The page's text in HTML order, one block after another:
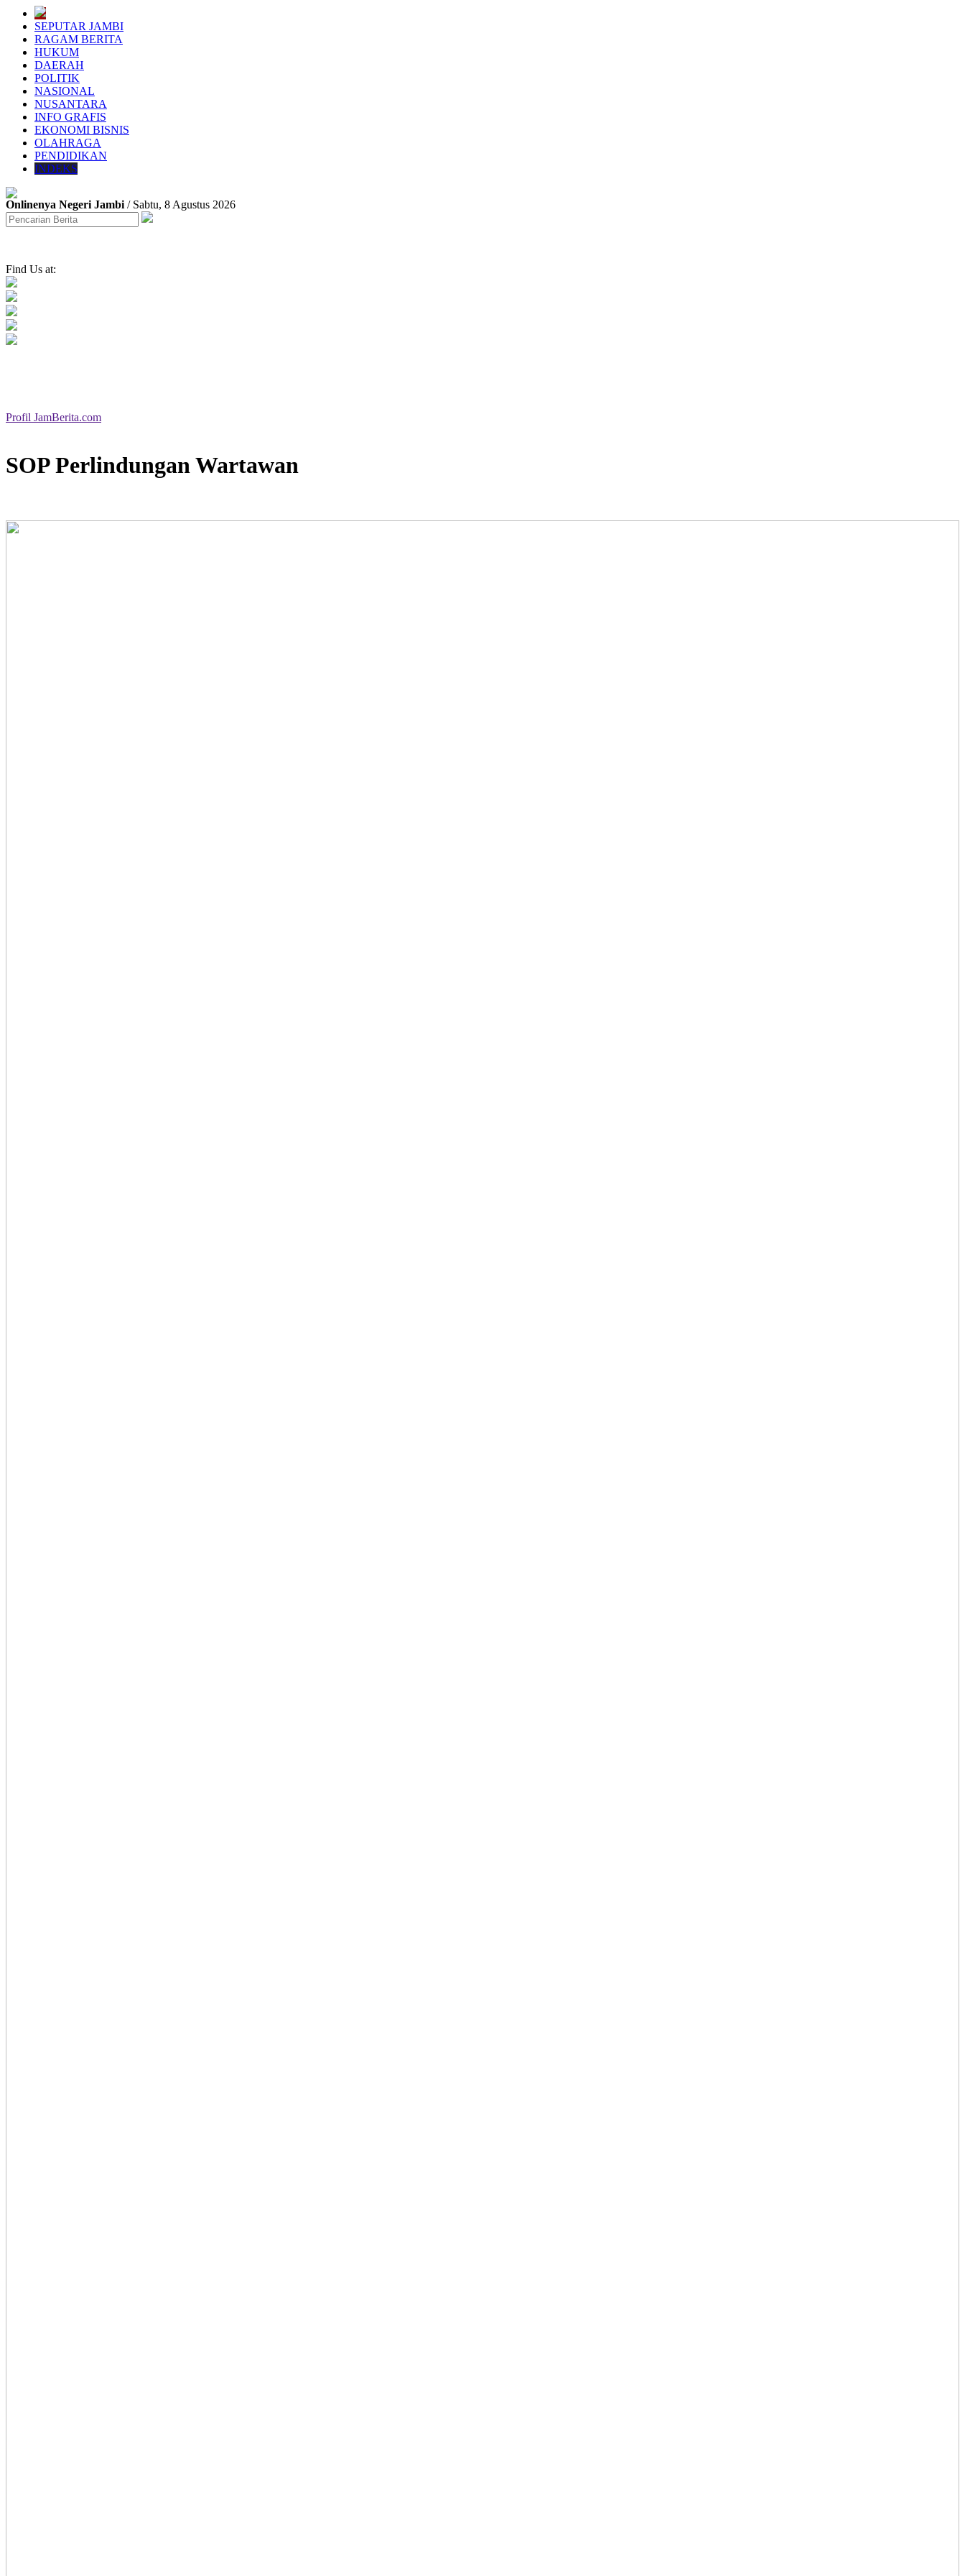
SEPUTAR JAMBI
RAGAM BERITA
HUKUM
DAERAH
POLITIK
NASIONAL
NUSANTARA
INFO GRAFIS
EKONOMI BISNIS
OLAHRAGA
PENDIDIKAN
INDEKS
Onlinenya Negeri Jambi / Sabtu, 8 Agustus 2026
Find Us at:
Profil JamBerita.com
SOP Perlindungan Wartawan